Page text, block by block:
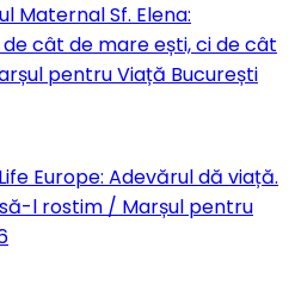
Maternal Sf. Elena:
cât de mare ești, ci de cât
pentru Viață București
Europe: Adevărul dă viață.
l rostim / Marșul pentru